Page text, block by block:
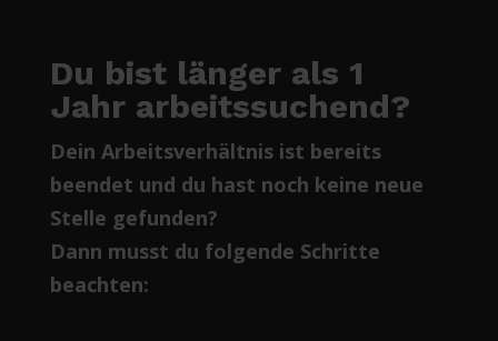
Du bist länger als 1
Jahr arbeitssuchend?
Dein Arbeitsverhältnis ist bereits
beendet und du hast noch keine neue
Stelle gefunden?
Dann musst du folgende Schritte
beachten: